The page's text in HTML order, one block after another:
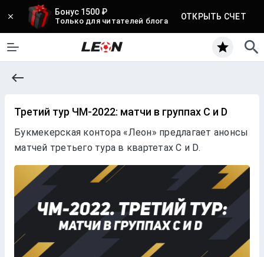
Бонус 1500 ₽
Только для читателей блога ОТКРЫТЬ СЧЕТ
Третий тур ЧМ-2022: матчи в группах C и D
Букмекерская контора «Леон» предлагает анонсы
матчей третьего тура в квартетах C и D.